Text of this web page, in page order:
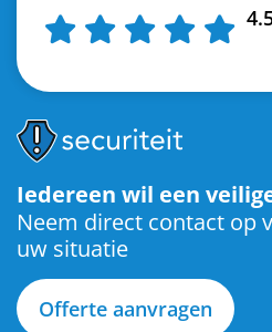
Iedereen wil een
Neem direct contact op
uw situatie
Offerte aanvragen